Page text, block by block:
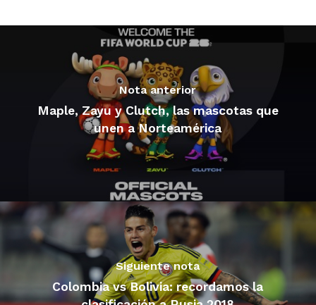
Nota anterior
Maple, Zayu y Clutch, las mascotas que
unen a Norteamérica
Siguiente nota
Colombia vs Bolivia: recordamos la